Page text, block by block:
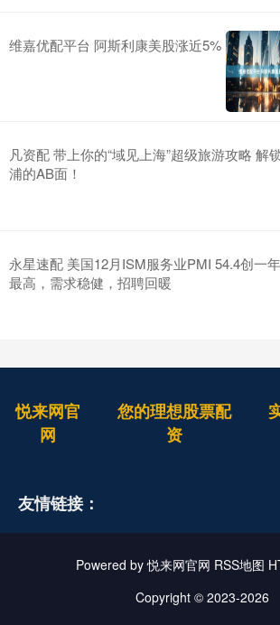
维嘉优配平台 阿斯利康美股涨近5%
凡资配 带上你的“域见上海”超级旅游攻略 解
浦的AB面！
永星速配 美国12月ISM服务业PMI 54.4创一
最高，需求稳健，招聘回暖
悦来网官
网
您的理想股票配
资
友情链接：
Powered by悦来网官网 RSS地图
Copyright © 2023-2026